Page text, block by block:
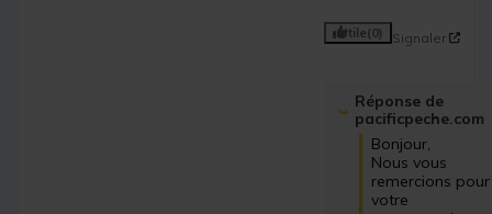
Utile(0) Signaler
Réponse de
pacificpeche.com
Bonjour,
Nous vous
remercions pour
votre